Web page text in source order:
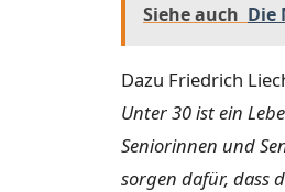
Siehe auch Die
Dazu Friedrich
Unter 30 ist ein
Seniorinnen und
sorgen dafür, dass